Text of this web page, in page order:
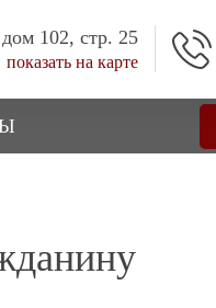
102, стр. 25
показать на карте